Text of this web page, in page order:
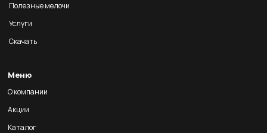
Полезные мелочи
Услуги
Скачать
Меню
О компании
Акции
Каталог